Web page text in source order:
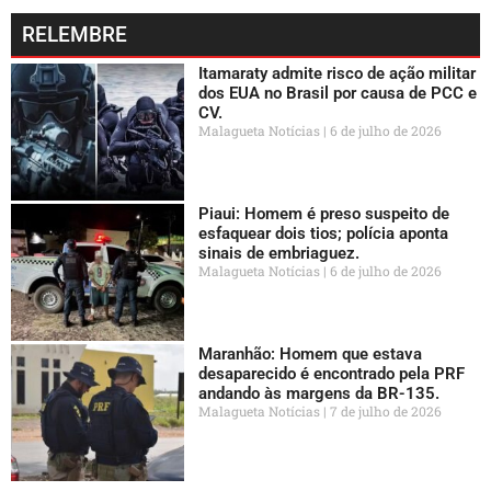
RELEMBRE
Itamaraty admite risco de ação militar
dos EUA no Brasil por causa de PCC e
CV.
Malagueta Notícias 6 de julho de 2026
Piaui: Homem é preso suspeito de
esfaquear dois tios; polícia aponta
sinais de embriaguez.
Malagueta Notícias 6 de julho de 2026
Maranhão: Homem que estava
desaparecido é encontrado pela PRF
andando às margens da BR-135.
Malagueta Notícias 7 de julho de 2026